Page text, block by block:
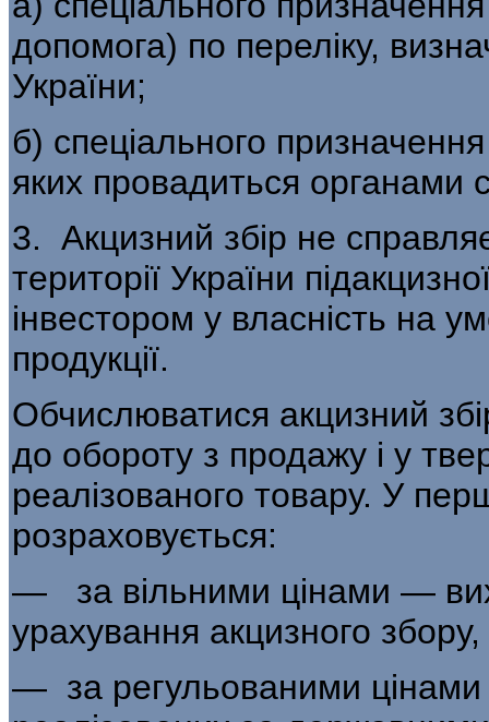
допомога) по переліку,
України;
б) спеціального
яких провадиться органами
3. Акцизний збір не
території України
інвестором у власність на
продукції.
Обчислюватися акцизний
до обороту з продажу і у
реалізованого товару. У
розраховується:
— за вільними цінами —
урахування акцизного
— за регульованими цінами